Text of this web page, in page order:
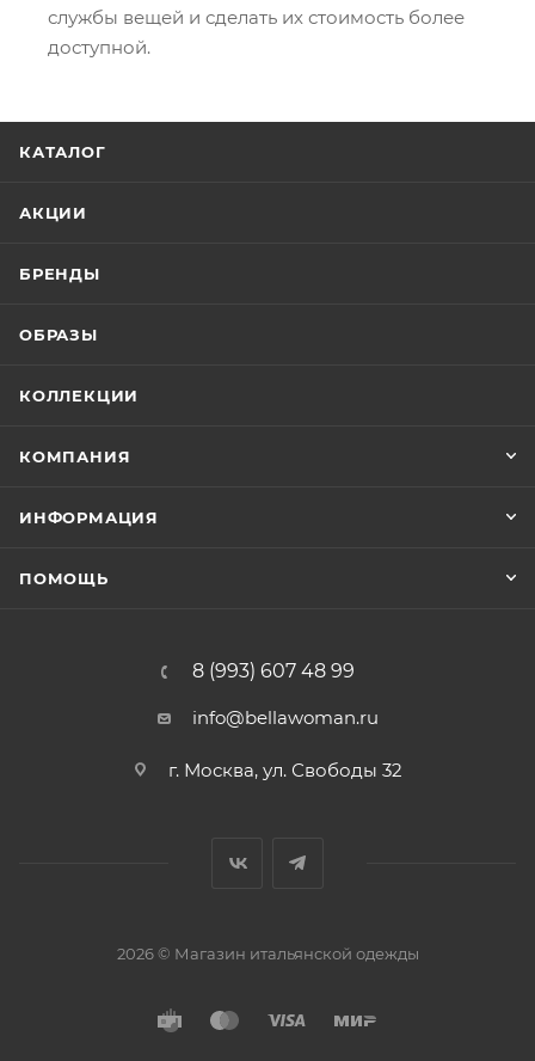
службы вещей и сделать их стоимость более
доступной.
КАТАЛОГ
АКЦИИ
БРЕНДЫ
ОБРАЗЫ
КОЛЛЕКЦИИ
КОМПАНИЯ
ИНФОРМАЦИЯ
ПОМОЩЬ
8 (993) 607 48 99
info@bellawoman.ru
г. Москва, ул. Свободы 32
2026 © Магазин итальянской одежды